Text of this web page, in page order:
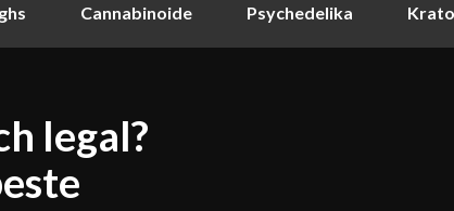
Cannabinoide Psychedelika
legal?